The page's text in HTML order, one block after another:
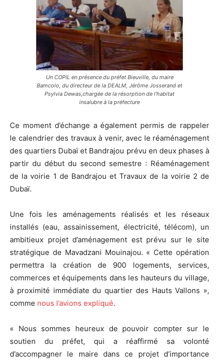
Un COPIL en présence du préfet Bieuville, du maire
Bamcolo, du directeur de la DEALM, Jérôme Josserand et
Psylvia Dewas,chargée de la résorption de l’habitat
insalubre à la préfecture
Ce moment d’échange a également permis de rappeler
le calendrier des travaux à venir, avec le réaménagement
des quartiers Dubaï et Bandrajou prévu en deux phases à
partir du début du second semestre : Réaménagement
de la voirie 1 de Bandrajou et Travaux de la voirie 2 de
Dubaï.
Une fois les aménagements réalisés et les réseaux
installés (eau, assainissement, électricité, télécom), un
ambitieux projet d’aménagement est prévu sur le site
stratégique de Mavadzani Mouinajou. « Cette opération
permettra la création de 900 logements, services,
commerces et équipements dans les hauteurs du village,
à proximité immédiate du quartier des Hauts Vallons »,
comme nous l’avions expliqué.
« Nous sommes heureux de pouvoir compter sur le
soutien du préfet, qui a réaffirmé sa volonté
d’accompagner le maire dans ce projet d’importance